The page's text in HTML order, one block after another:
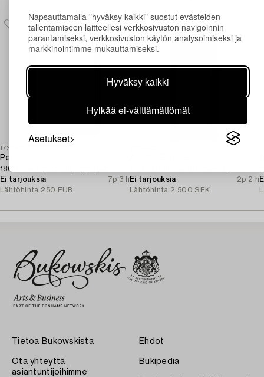
Napsauttamalla "hyväksy kaikki" suostut evästeiden
tallentamiseen laitteellesi verkkosivuston navigoinnin
parantamiseksi, verkkosivuston käytön analysoimiseksi ja
markkinointimme mukauttamiseksi.
Hyväksy kaikki
Hylkää ei-välttämättömät
Asetukset
1732435
Peili,
1800-luvun puoliväli/ loppupuoli.
Ei tarjouksia
7p 3 h
Lähtöhinta 250 EUR
Ei tarjouksia
2p 2 h
Lähtöhinta 2 500 SEK
Tietoa Bukowskista
Ota yhteyttä
asiantuntijoihimme
Ehdot
Bukipedia